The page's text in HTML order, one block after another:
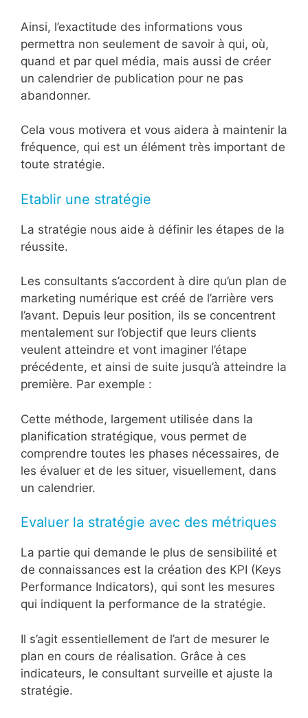
Ainsi, l’exactitude des informations vous
permettra non seulement de savoir à qui, où,
quand et par quel média, mais aussi de créer
un calendrier de publication pour ne pas
abandonner.
Cela vous motivera et vous aidera à maintenir la
fréquence, qui est un élément très important de
toute stratégie.
Etablir une stratégie
La stratégie nous aide à définir les étapes de la
réussite.
Les consultants s’accordent à dire qu’un plan de
marketing numérique est créé de l’arrière vers
l’avant. Depuis leur position, ils se concentrent
mentalement sur l’objectif que leurs clients
veulent atteindre et vont imaginer l’étape
précédente, et ainsi de suite jusqu’à atteindre la
première. Par exemple :
Cette méthode, largement utilisée dans la
planification stratégique, vous permet de
comprendre toutes les phases nécessaires, de
les évaluer et de les situer, visuellement, dans
un calendrier.
Evaluer la stratégie avec des métriques
La partie qui demande le plus de sensibilité et
de connaissances est la création des KPI (Keys
Performance Indicators), qui sont les mesures
qui indiquent la performance de la stratégie.
Il s’agit essentiellement de l’art de mesurer le
plan en cours de réalisation. Grâce à ces
indicateurs, le consultant surveille et ajuste la
stratégie.